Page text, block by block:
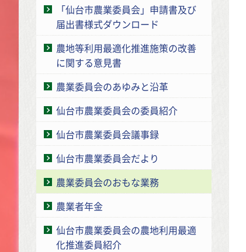
「仙台市農業委員会」申請書及び
届出書様式ダウンロード
農地等利用最適化推進施策の改善
に関する意見書
農業委員会のあゆみと沿革
仙台市農業委員会の委員紹介
仙台市農業委員会議事録
仙台市農業委員会だより
農業委員会のおもな業務
農業者年金
仙台市農業委員会の農地利用最適
化推進委員紹介